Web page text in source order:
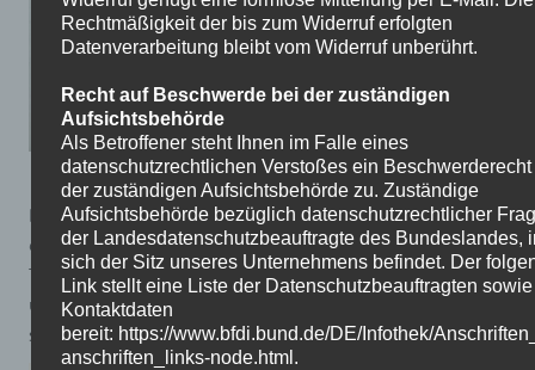
Die Schüler stellen selbst Spiele her und spielen sie
dann, wenn die Spiele gut sind, werden die Spiele am
Tag der offenen Tür dargestellt und vorgestellt. Es sind
um die 18-20 Schüler in diesen Projekt und
stellen verschiedene Spiele vor.
Rechtmäßigkeit der bis zum Widerruf erfolgten
Datenverarbeitung bleibt vom Widerruf unberührt.
Recht auf Beschwerde bei der zuständigen
Aufsichtsbehörde
Als Betroffener steht Ihnen im Falle eines
datenschutzrechtlichen Verstoßes ein
der zuständigen Aufsichtsbehörde zu. Zuständige
Aufsichtsbehörde bezüglich datenschutzrechtlicher
der Landesdatenschutzbeauftragte des Bundeslandes,
sich der Sitz unseres Unternehmens befindet. Der
Link stellt eine Liste der Datenschutzbeauftragten
Kontaktdaten
bereit: https://www.bfdi.bund.de/DE/Infothek/
anschriften_links-node.html.